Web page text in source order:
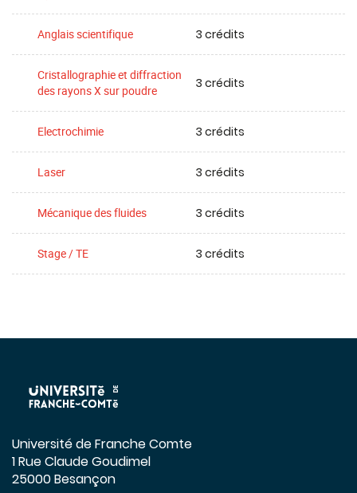
Anglais scientifique 3 crédits
Cristallographie et diffraction
des rayons X sur poudre
3 crédits
Electrochimie 3 crédits
Laser 3 crédits
Mécanique des fluides 3 crédits
Stage / TE 3 crédits
Université de Franche Comte
1 Rue Claude Goudimel
25000 Besançon